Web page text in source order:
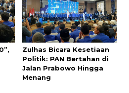
Zulhas Bicara Kesetiaan
Politik: PAN Bertahan di
Jalan Prabowo Hingga
Menang